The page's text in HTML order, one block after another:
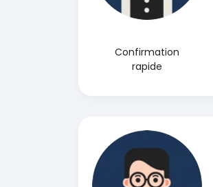
Confirmation
rapide